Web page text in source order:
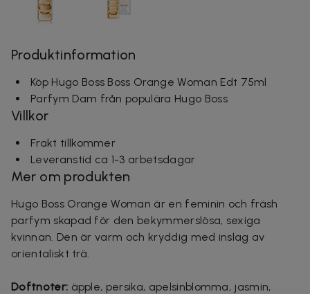
Produktinformation
Köp Hugo Boss Boss Orange Woman Edt 75ml
Parfym Dam från populära Hugo Boss
Villkor
Frakt tillkommer
Leveranstid ca 1-3 arbetsdagar
Mer om produkten
Hugo Boss Orange Woman är en feminin och fräsh
parfym skapad för den bekymmerslösa, sexiga
kvinnan. Den är varm och kryddig med inslag av
orientaliskt trä.
Doftnoter: äpple, persika, apelsinblomma, jasmin,